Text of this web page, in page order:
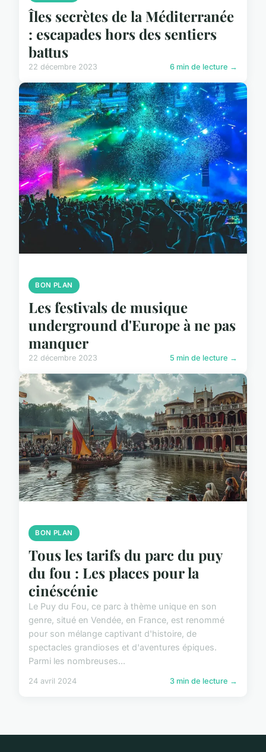
Îles secrètes de la Méditerranée
: escapades hors des sentiers
battus
22 décembre 2023 6 min de lecture →
BON PLAN
Les festivals de musique
underground d'Europe à ne pas
manquer
22 décembre 2023 5 min de lecture →
BON PLAN
Tous les tarifs du parc du puy
du fou : Les places pour la
cinéscénie
Le Puy du Fou, ce parc à thème unique en son
genre, situé en Vendée, en France, est renommé
pour son mélange captivant d'histoire, de
spectacles grandioses et d'aventures épiques.
Parmi les nombreuses...
24 avril 2024 3 min de lecture →